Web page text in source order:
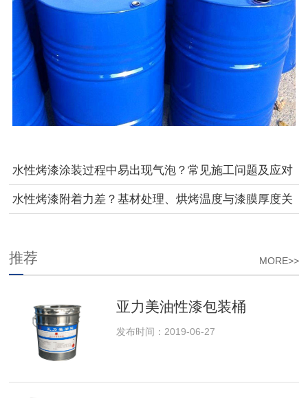
水性烤漆涂装过程中易出现气泡？常见施工问题及应对
方法汇总
水性烤漆附着力差？基材处理、烘烤温度与漆膜厚度关
MORE>>
推荐
亚力美油性漆包装桶
发布时间：2019-06-27